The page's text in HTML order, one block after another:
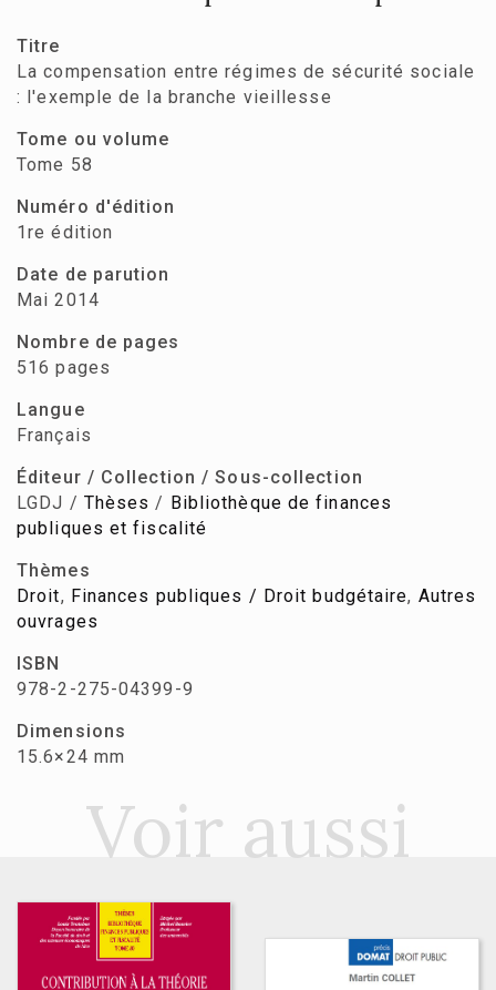
Titre
La compensation entre régimes de sécurité sociale
: l'exemple de la branche vieillesse
Tome ou volume
Tome 58
Numéro d'édition
1re édition
Date de parution
Mai 2014
Nombre de pages
516 pages
Langue
Français
Éditeur / Collection / Sous-collection
LGDJ / Thèses / Bibliothèque de finances
publiques et fiscalité
Thèmes
Droit, Finances publiques / Droit budgétaire, Autres
ouvrages
ISBN
978-2-275-04399-9
Dimensions
15.6×24 mm
Voir aussi